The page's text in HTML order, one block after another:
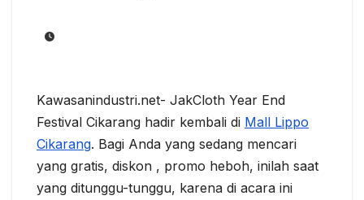
Kawasanindustri.net- JakCloth Year End
Festival Cikarang hadir kembali di Mall Lippo
Cikarang. Bagi Anda yang sedang mencari
yang gratis, diskon , promo heboh, inilah saat
yang ditunggu-tunggu, karena di acara ini